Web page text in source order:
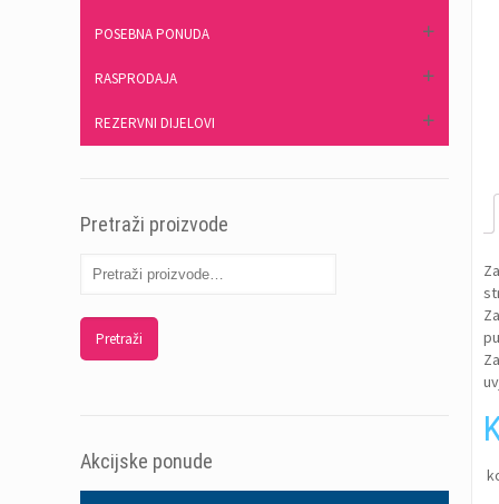
POSEBNA PONUDA
RASPRODAJA
REZERVNI DIJELOVI
Pretraži proizvode
Pretraži
Akcijske ponude